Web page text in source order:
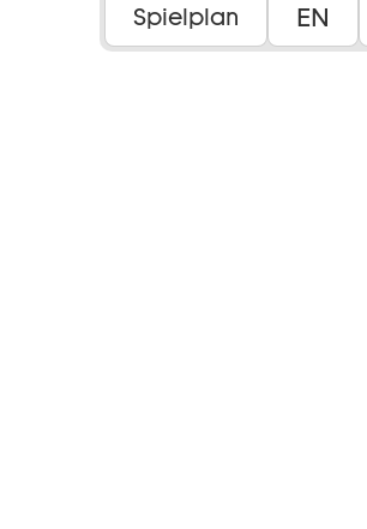
Spielplan EN